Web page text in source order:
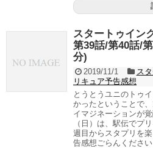
スタートゥイン
第39話/第40話/
分)
2019/11/1 ス
リキュア予告感想
とうとうユニのトゥ
かったということで
イマジネーションが
（日）は、駅伝でプ
週目からスタプリを
告感想ごらんください